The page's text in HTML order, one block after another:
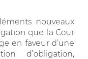
nouveaux
que la Cour
en faveur d’une
d’obligation,